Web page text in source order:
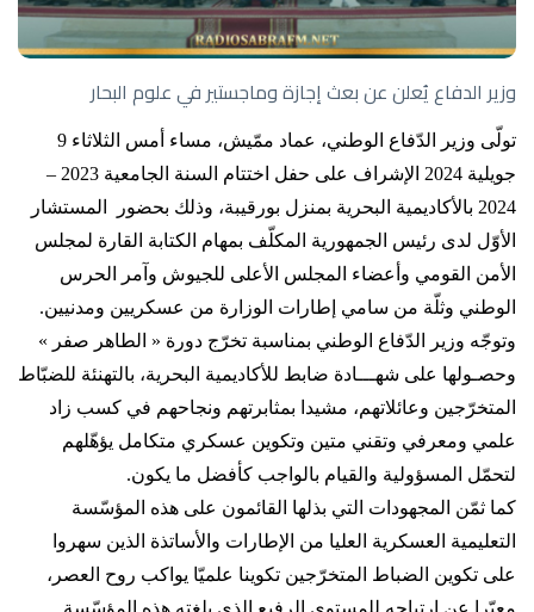
وزير الدفاع يُعلن عن بعث إجازة وماجستير في علوم البحار
تولّى وزير الدّفاع الوطني، عماد ممّيش، مساء أمس الثلاثاء 9
جويلية 2024 الإشراف على حفل اختتام السنة الجامعية 2023 –
2024 بالأكاديمية البحرية بمنزل بورقيبة، وذلك بحضور المستشار
الأوّل لدى رئيس الجمهورية المكلّف بمهام الكتابة القارة لمجلس
الأمن القومي وأعضاء المجلس الأعلى للجيوش وآمر الحرس
الوطني وثلّة من سامي إطارات الوزارة من عسكريين ومدنيين.
وتوجّه وزير الدّفاع الوطني بمناسبة تخرّج دورة « الطاهر صفر »
وحصـولها على شهـــادة ضابط للأكاديمية البحرية، بالتهنئة للضبّاط
المتخرّجين وعائلاتهم، مشيدا بمثابرتهم ونجاحهم في كسب زاد
علمي ومعرفي وتقني متين وتكوين عسكري متكامل يؤهّلهم
لتحمّل المسؤولية والقيام بالواجب كأفضل ما يكون.
كما ثمّن المجهودات التي بذلها القائمون على هذه المؤسّسة
التعليمية العسكرية العليا من الإطارات والأساتذة الذين سهروا
على تكوين الضباط المتخرّجين تكوينا علميّا يواكب روح العصر،
معبّرا عن ارتياحه للمستوى الرفيع الذي بلغته هذه المؤسّسة